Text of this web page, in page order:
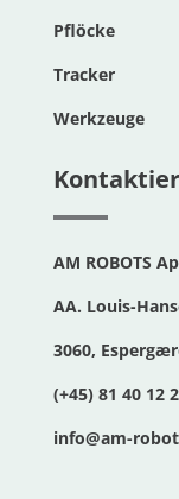
Pflöcke
Tracker
Werkzeuge
AM ROBOTS
AA. Louis-
3060,
(+45) 81 40 12
info@am-